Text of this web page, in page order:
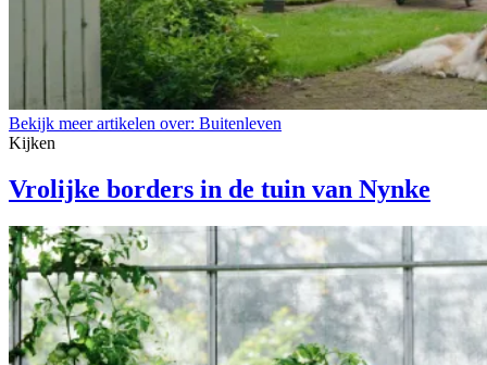
Bekijk meer artikelen over: Buitenleven
Kijken
Vrolijke borders in de tuin van Nynke